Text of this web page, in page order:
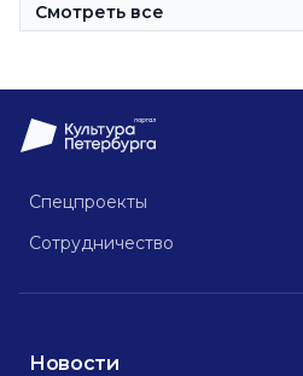
Смотреть все
Спецпроекты
Сотрудничество
Новости